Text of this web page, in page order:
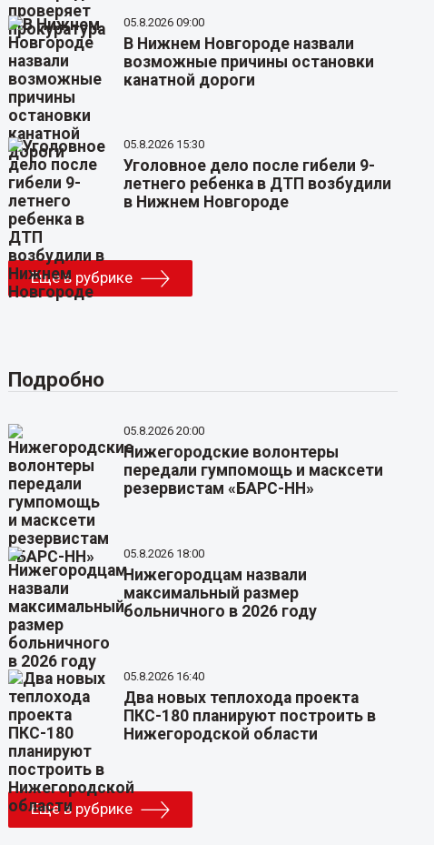
05.8.2026 09:00
В Нижнем Новгороде назвали
возможные причины остановки
канатной дороги
05.8.2026 15:30
Уголовное дело после гибели 9-
летнего ребенка в ДТП возбудили
в Нижнем Новгороде
Еще в рубрике
Подробно
05.8.2026 20:00
Нижегородские волонтеры
передали гумпомощь и масксети
резервистам «БАРС-НН»
05.8.2026 18:00
Нижегородцам назвали
максимальный размер
больничного в 2026 году
05.8.2026 16:40
Два новых теплохода проекта
ПКС-180 планируют построить в
Нижегородской области
Еще в рубрике